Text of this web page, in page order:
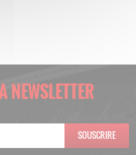
NEWSLETTER
SOUSCRIRE